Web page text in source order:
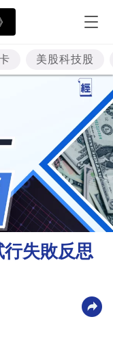
美股科技股
失敗反思